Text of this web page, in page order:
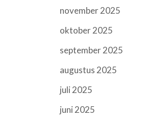
november 2025
oktober 2025
september 2025
augustus 2025
juli 2025
juni 2025